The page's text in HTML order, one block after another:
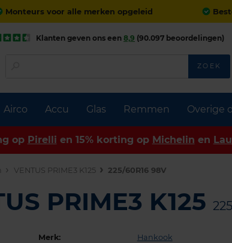
Monteurs voor alle merken opgeleid
Airco Accu Glas Remmen Overige
Klanten geven ons een 8,9 (90.097 beoordelingen)
ZOEK
op Pirelli en 15% korting op Michelin en
VENTUS PRIME3 K125 225/60R16 98V
PRIME3 K125
Merk: Hankook